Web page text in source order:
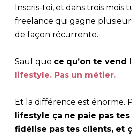
Inscris-toi, et dans trois mois
freelance qui gagne
de façon récurrente.
Sauf que ce qu’on te vend
lifestyle. Pas un métier.
Et la différence est énorme.
lifestyle ça ne paie pas
fidélise pas tes clients, et